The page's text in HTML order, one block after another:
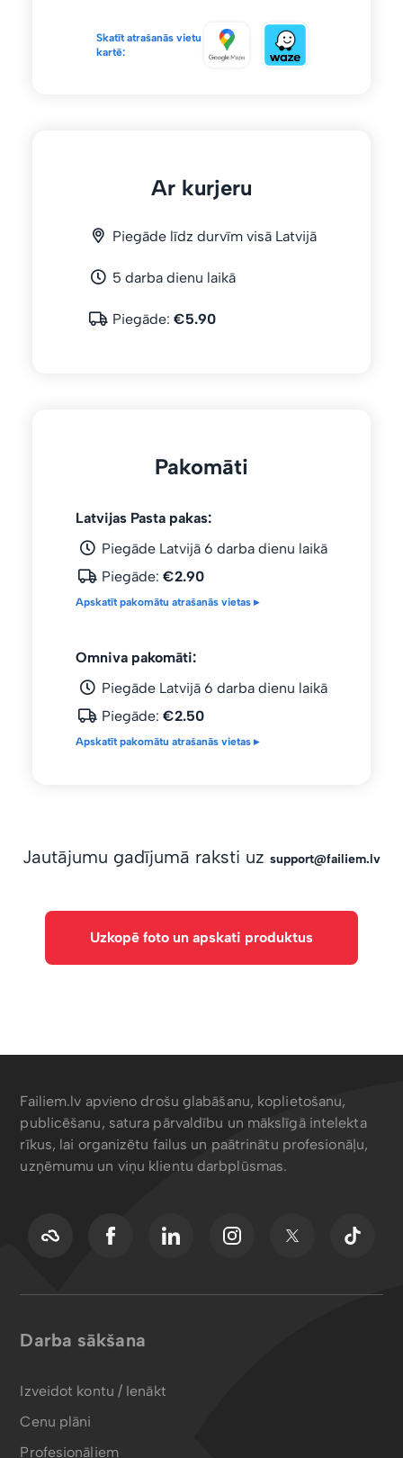
Skatīt atrašanās vietu
kartē:
Ar kurjeru
Piegāde līdz durvīm visā Latvijā
5 darba dienu laikā
Piegāde: €5.90
Pakomāti
Latvijas Pasta pakas:
Piegāde Latvijā 6 darba dienu laikā
Piegāde: €2.90
Apskatīt pakomātu atrašanās vietas ▸
Omniva pakomāti:
Piegāde Latvijā 6 darba dienu laikā
Piegāde: €2.50
Apskatīt pakomātu atrašanās vietas ▸
Jautājumu gadījumā raksti uz support@failiem.lv
Uzkopē foto un apskati produktus
Failiem.lv apvieno drošu glabāšanu, koplietošanu,
publicēšanu, satura pārvaldību un mākslīgā intelekta
rīkus, lai organizētu failus un paātrinātu profesionāļu,
uzņēmumu un viņu klientu darbplūsmas.
Darba sākšana
Izveidot kontu / Ienākt
Cenu plāni
Profesionāļiem